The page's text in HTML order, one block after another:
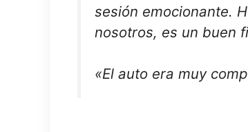
sesión emocionante.
nosotros, es un buen
«El auto era muy